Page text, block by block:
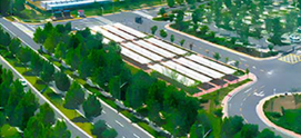
7 8 9 10